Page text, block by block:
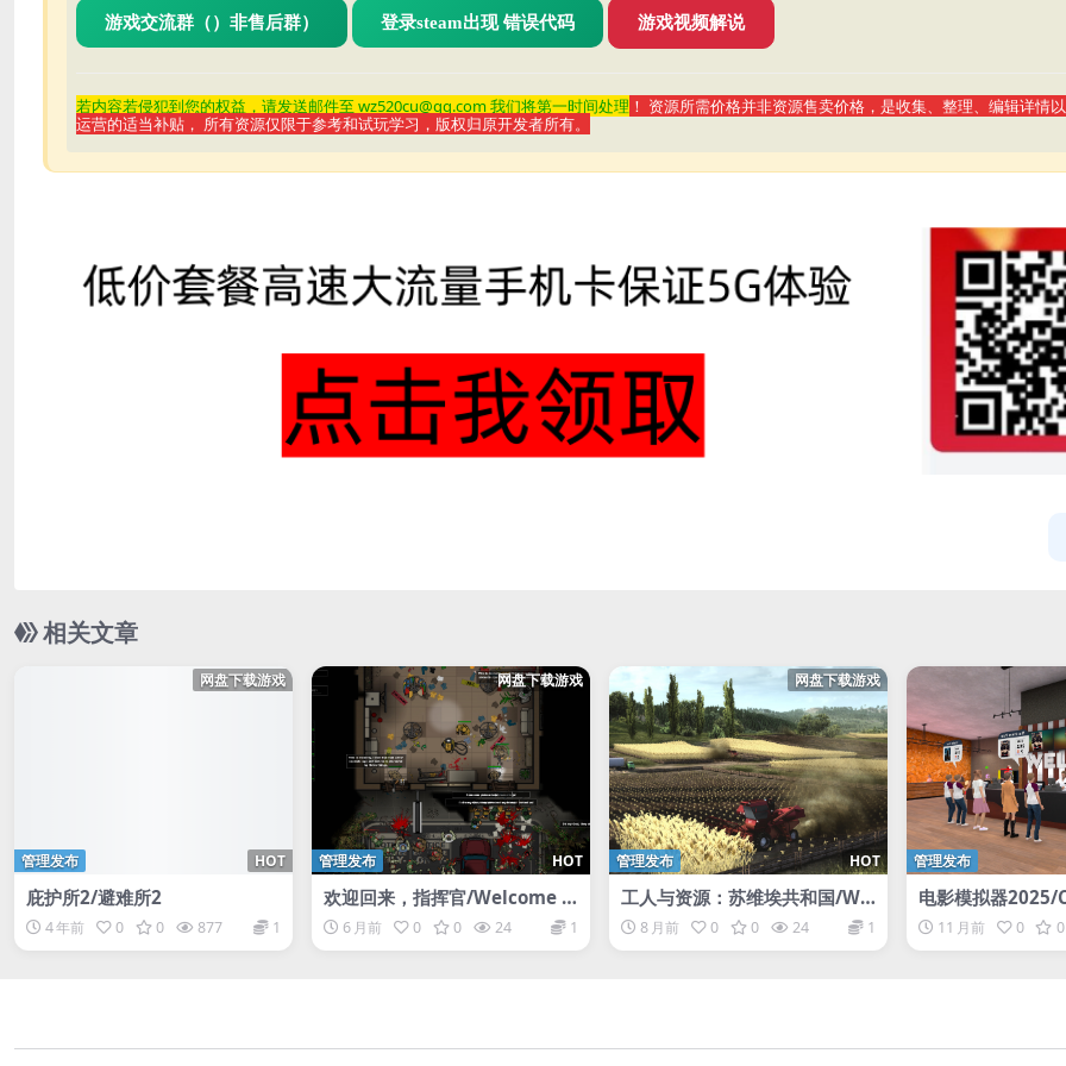
游戏交流群（）非售后群） 登录steam出现 错误代码 游戏视频解说
若内容若侵犯到您的权益，请发送邮件至 wz520cu@qq.com 我们将第一时间处理 ！ 资源所需价格并非资源售卖价格，是收集、整理、编辑详情
运营的适当补贴， 所有资源仅限于参考和试玩学习，版权归原开发者所有。
相关文章
网盘下载游戏
HOT
管理发布
庇护所2/避难所2
4 年前 0 0 877 1
网盘下载游戏
HOT
管理发布
欢迎回来，指挥官/Welcome B
ack, Commander
6 月前 0 0 24 1
网盘下载游戏
HOT
管理发布
工人与资源：苏维埃共和国/Wo
rkers & Resources: Soviet R
epublic
8 月前 0 0 24 1
管理发布
电影模拟器
ulator 2025
11 月前 0 0